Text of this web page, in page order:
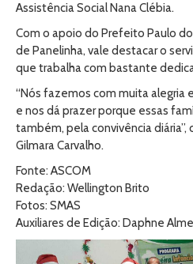
Assistência Social Nana Clébia.
Com o apoio do Prefeito Paulo
de Panelinha, vale destacar o
que trabalha com bastante
“Nós fazemos com muita alegria
e nos dá prazer porque essas
também, pela convivência
Gilmara Carvalho.
Fonte: ASCOM
Redação: Wellington Brito
Fotos: SMAS
Auxiliares de Edição: Daphne